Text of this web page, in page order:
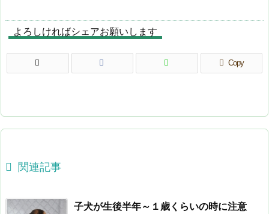
よろしければシェアお願いします
Copy
 関連記事
子犬が生後半年～１歳くらいの時に注意